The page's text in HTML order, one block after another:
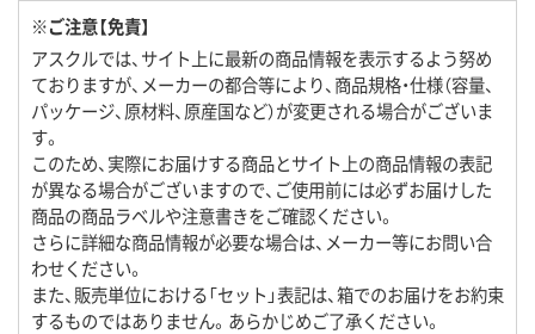
※ご注意【免責】
アスクルでは、サイト上に最新の商品情報を表示するよう努め
ておりますが、メーカーの都合等により、商品規格・仕様（容量、
パッケージ、原材料、原産国など）が変更される場合がございま
す。
このため、実際にお届けする商品とサイト上の商品情報の表記
が異なる場合がございますので、ご使用前には必ずお届けした
商品の商品ラベルや注意書きをご確認ください。
さらに詳細な商品情報が必要な場合は、メーカー等にお問い合
わせください。
また、販売単位における「セット」表記は、箱でのお届けをお約束
するものではありません。あらかじめご了承ください。